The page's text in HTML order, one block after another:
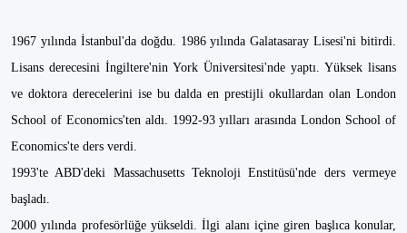
1967 yılında İstanbul'da doğdu. 1986 yılında Galatasaray Lisesi'ni bitirdi.
Lisans derecesini İngiltere'nin York Üniversitesi'nde yaptı. Yüksek lisans
ve doktora derecelerini ise bu dalda en prestijli okullardan olan London
School of Economics'ten aldı. 1992-93 yılları arasında London School of
Economics'te ders verdi.
1993'te ABD'deki Massachusetts Teknoloji Enstitüsü'nde ders vermeye
başladı.
2000 yılında profesörlüğe yükseldi. İlgi alanı içine giren başlıca konular,